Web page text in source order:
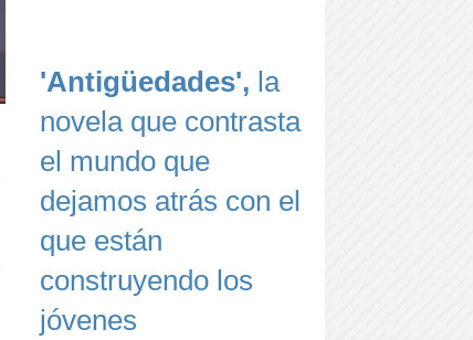
'Antigüedades', la
novela que contrasta
el mundo que
dejamos atrás con el
que están
construyendo los
jóvenes